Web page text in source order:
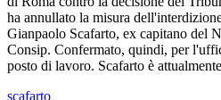
ha annullato la misura
Gianpaolo Scafarto, ex capitano del
Consip. Confermato, quindi, per
posto di lavoro. Scafarto è
scafarto